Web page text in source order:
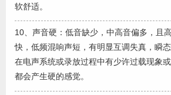
软舒适。
10、声音硬：低音缺少，中高音偏多，且
快，低频混响声短，有明显互调失真，瞬
在电声系统或录放过程中有少许过载现象
都会产生硬的感觉。